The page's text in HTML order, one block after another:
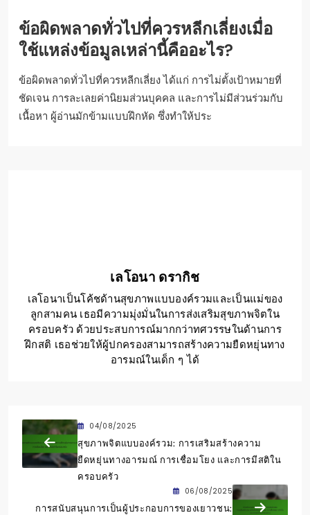
ข้อผิดพลาดทั่วไปที่ควรหลีกเลี่ยงเมื่อ
ใช้แหล่งข้อมูลเหล่านี้คืออะไร?
ข้อผิดพลาดทั่วไปที่ควรหลีกเลี่ยง ได้แก่ การไม่ตั้งเป้าหมายที่
ชัดเจน การละเลยค่านิยมส่วนบุคคล และการไม่มีส่วนร่วมกับ
เนื้อหา ผู้อ่านมักข้ามแบบฝึกหัด ซึ่งทำให้ประ
เลโอนา ดรากิช
เลโอนาเป็นโค้ชด้านสุขภาพแบบองค์รวมและเป็นแม่ของ
ลูกสามคน เธอมีความมุ่งมั่นในการส่งเสริมสุขภาพจิตใน
ครอบครัว ด้วยประสบการณ์มากกว่าทศวรรษในด้านการ
ฝึกสติ เธอช่วยให้ผู้ปกครองสามารถสร้างความยืดหยุ่นทาง
อารมณ์ในเด็ก ๆ ได้
04/08/2025
สุขภาพจิตแบบองค์รวม: การเสริมสร้างความ
ยืดหยุ่นทางอารมณ์ การเชื่อมโยง และการมีสติใน
ครอบครัว
06/08/2025
การสนับสนุนการเป็นผู้ประกอบการของเยาวชน: